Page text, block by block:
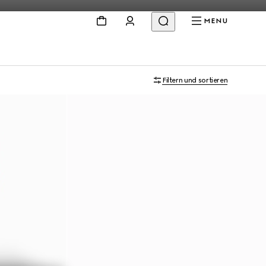
MENU
Filtern und sortieren